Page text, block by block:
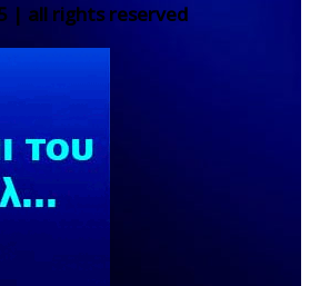
| all rights reserved